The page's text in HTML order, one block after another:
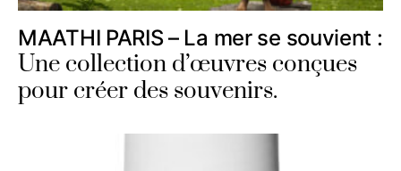
MAATHI PARIS – La mer se souvient :
Une collection d’œuvres conçues
pour créer des souvenirs.